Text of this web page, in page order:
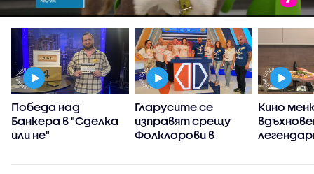
Победа над
Банкера в "Сделка
или не"
Гларусите се
изправят срещу
Фолклорови в
Кино
Недкова